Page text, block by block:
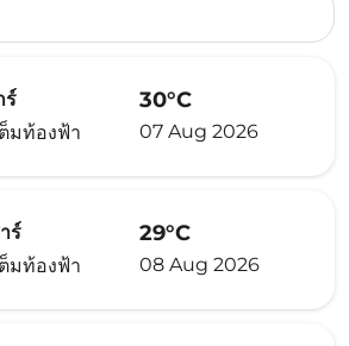
ร์
มท้องฟ้า
30°C
07 Aug 2026
ร์
มท้องฟ้า
29°C
08 Aug 2026